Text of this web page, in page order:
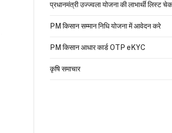
प्रधानमंत्री उज्ज्वला योजना की लाभार्थी लिस्ट
PM किसान सम्मान निधि योजना में आवेदन करे
PM किसान आधार कार्ड OTP eKYC
कृषि समाचार